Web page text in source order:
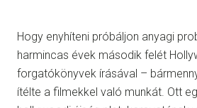
Hogy enyhíteni próbáljon anyagi
harmincas évek második felét
forgatókönyvek írásával –
ítélte a filmekkel való munkát. Ott